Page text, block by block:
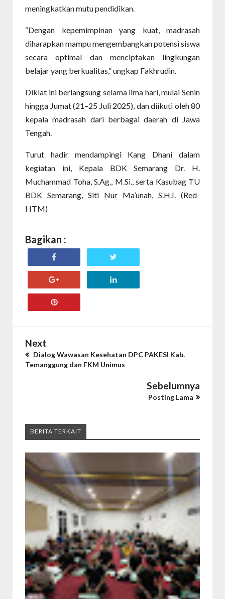
meningkatkan mutu pendidikan.
“Dengan kepemimpinan yang kuat, madrasah
diharapkan mampu mengembangkan potensi siswa
secara optimal dan menciptakan lingkungan
belajar yang berkualitas,” ungkap Fakhrudin.
Diklat ini berlangsung selama lima hari, mulai Senin
hingga Jumat (21–25 Juli 2025), dan diikuti oleh 80
kepala madrasah dari berbagai daerah di Jawa
Tengah.
Turut hadir mendampingi Kang Dhani dalam
kegiatan ini, Kepala BDK Semarang Dr. H.
Muchammad Toha, S.Ag., M.Si., serta Kasubag TU
BDK Semarang, Siti Nur Ma’unah, S.H.I. (Red-
HTM)
Bagikan :
Next
Dialog Wawasan Kesehatan DPC PAKESI Kab.
Temanggung dan FKM Unimus
Sebelumnya
Posting Lama
BERITA TERKAIT